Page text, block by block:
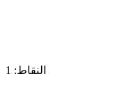
النقاط: 1